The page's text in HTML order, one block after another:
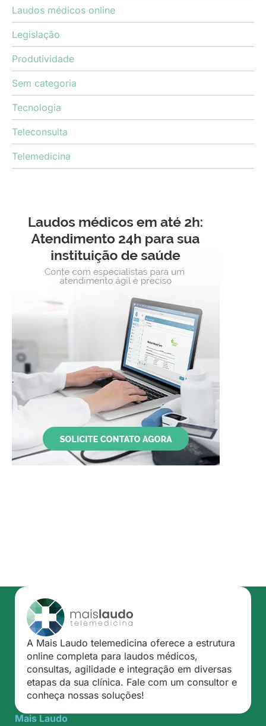
Laudos médicos online
Legislação
Produtividade
Sem categoria
Tecnologia
Teleconsulta
Telemedicina
A Mais Laudo telemedicina oferece a estrutura
online completa para laudos médicos,
consultas, agilidade e integração em diversas
etapas da sua clínica. Fale com um consultor e
conheça nossas soluções!
Mais Laudo